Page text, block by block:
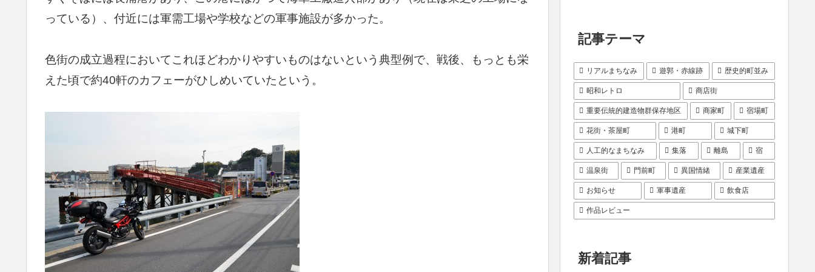
っている）、付近には軍需工場や学校などの軍事施設が多かった。
色街の成立過程においてこれほどわかりやすいものはないという典型例で、戦後、もっとも栄
えた頃で約40軒のカフェーがひしめいていたという。
記事テーマ
リアルまちなみ 遊郭・赤線跡 歴史的町並み
昭和レトロ 商店街
重要伝統的建造物群保存地区 商家町 宿場町
花街・茶屋町 港町 城下町
人工的なまちなみ 集落 離島 宿
温泉街 門前町 異国情緒 産業遺産
お知らせ 軍事遺産 飲食店
作品レビュー
新着記事